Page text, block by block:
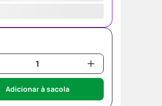
Adicionar à sacola